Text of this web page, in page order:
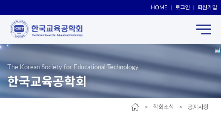
HOME 로그인 회원가입
The Korean Society for Educational Technology
한국교육공학회
> 학회소식 > 공지사항